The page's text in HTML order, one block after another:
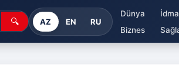
🔍 AZ EN RU
Dünya
Biznes